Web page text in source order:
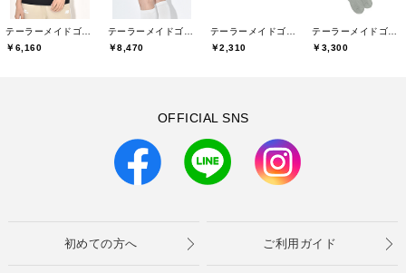
テーラーメイドゴルフ(TaylorMade Golf)
￥6,160
テーラーメイドゴルフ(TaylorMade Golf)
￥8,470
テーラーメイドゴルフ(TaylorMade Golf)
￥2,310
テーラーメイドゴルフ(TaylorMade Golf)
￥3,300
OFFICIAL SNS
初めての方へ ご利用ガイド